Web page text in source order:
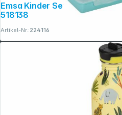
Emsa Kinder Set Trinkflasche 0,4l Brotdose Monster
518138
Artikel-Nr.:224116